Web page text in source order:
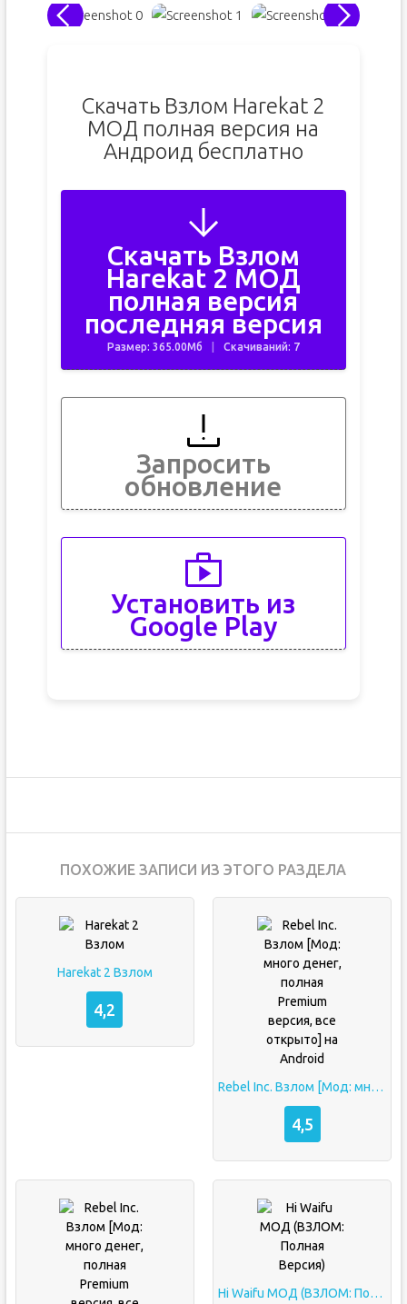
Скачать Взлом Harekat 2
МОД полная версия на
Андроид бесплатно
Скачать Взлом
Harekat 2 МОД
полная версия
последняя версия
Размер: 365.00Мб Скачиваний: 7
Запросить
обновление
Установить из
Google Play
ПОХОЖИЕ ЗАПИСИ ИЗ ЭТОГО РАЗДЕЛА
Harekat 2 Взлом
4,2
Rebel Inc. Взлом [Мод: много денег, полная Premium версия, все открыто] на Android
4,5
Hi Waifu МОД (ВЗЛОМ: Полная Версия)